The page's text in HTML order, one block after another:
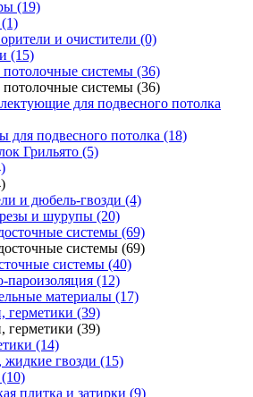
(19)
и очистители (0)
(15)
системы (36)
системы (36)
для подвесного потолка
для подвесного потолка (18)
Грильято (5)
и дюбель-гвозди (4)
и шурупы (20)
системы (69)
системы (69)
системы (40)
пароизоляция (12)
материалы (17)
герметики (39)
герметики (39)
(14)
жидкие гвозди (15)
плитка и затирки (9)